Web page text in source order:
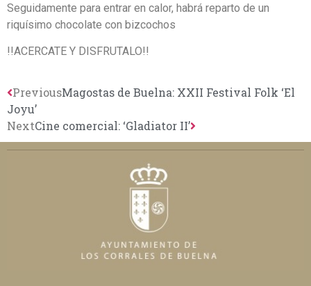
Seguidamente para entrar en calor, habrá reparto de un
riquísimo chocolate con bizcochos
!!ACERCATE Y DISFRUTALO!!
PreviousMagostas de Buelna: XXII Festival Folk ‘El
Joyu’
NextCine comercial: ‘Gladiator II’